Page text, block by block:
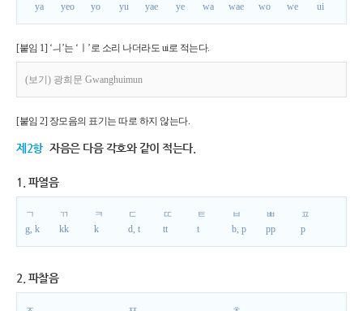
ya
yeo
yo
yu
yae
ye
wa
wae
wo
we
ui
[붙임 1] ‘ㅢ’는 ‘ㅣ’로 소리 나더라도 ui로 적는다.
(보기) 광희문 Gwanghuimun
[붙임 2] 장모음의 표기는 따로 하지 않는다.
제2항 자음은 다음 각호와 같이 적는다.
1. 파열음
ㄱ
g, k
ㄲ
kk
ㅋ
k
ㄷ
d, t
ㄸ
tt
ㅌ
t
ㅂ
b, p
ㅃ
pp
ㅍ
p
2. 파찰음